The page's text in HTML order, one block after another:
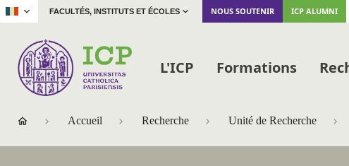
| FACULTÉS, INSTITUTS ET ÉCOLES NOUS SOUTENIR ICP ALUMNI
L'ICP Formations
Accueil Recherche Unité de Recherche